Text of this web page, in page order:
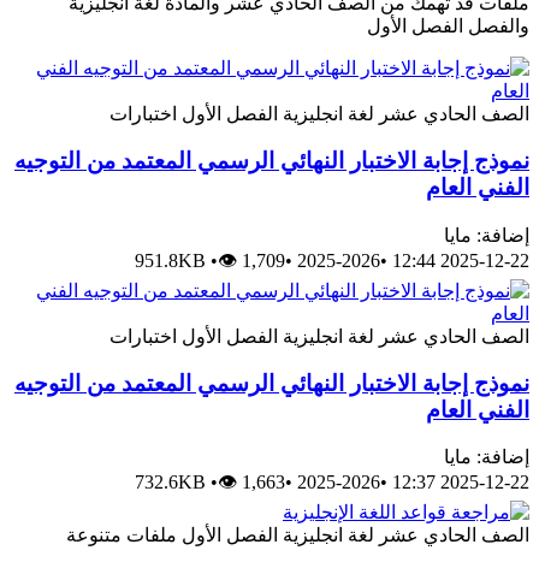
الفصل الأول
الحادي عشر لغة انجليزية الفصل الأول اختبارات
إجابة الاختبار النهائي الرسمي المعتمد من التوجيه
العام
مايا
2025-12-22
•
2025-2026
•
951.8KB •👁 1,709
الحادي عشر لغة انجليزية الفصل الأول اختبارات
إجابة الاختبار النهائي الرسمي المعتمد من التوجيه
العام
مايا
2025-12-22
•
2025-2026
•
732.6KB •👁 1,663
الحادي عشر لغة انجليزية الفصل الأول ملفات متنوعة